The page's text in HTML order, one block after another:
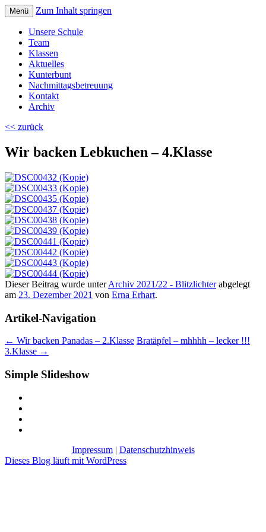
Volksschule Bad Blumau
Menü Zum Inhalt springen
Unsere Schule
Team
Klassen
Aktuelles
Kunterbunt
Nachmittagsbetreuung
Kontakt
Archiv
<< zurück
Wir backen Lebkuchen – 4.Klasse
Dieser Beitrag wurde unterArchiv 2021/22 - Blitzlichterabgelegt
am 23. Dezember 2021 von Erna Erhart.
Artikel-Navigation
← Wir backen Panadas – 2.Klasse Bratäpfel – mhhhh – lecker !!!
3.Klasse →
Simple Slideshow
Impressum| Datenschutzhinweis
Dieses Blog läuft mit WordPress